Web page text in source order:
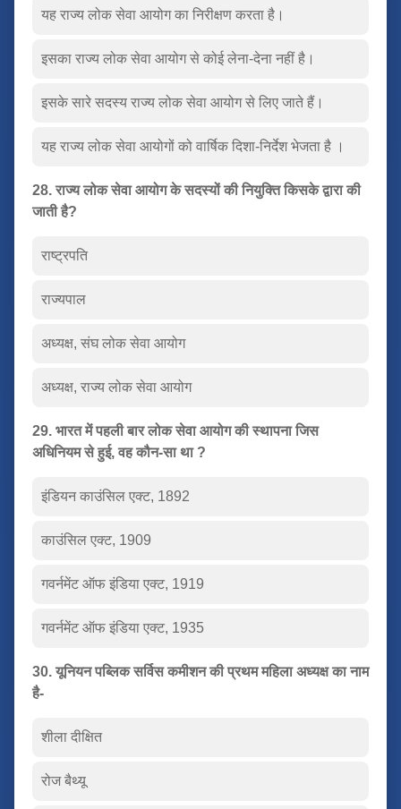
यह राज्य लोक सेवा आयोग का निरीक्षण करता है।
इसका राज्य लोक सेवा आयोग से कोई लेना-देना नहीं है।
इसके सारे सदस्य राज्य लोक सेवा आयोग से लिए जाते हैं।
यह राज्य लोक सेवा आयोगों को वार्षिक दिशा-निर्देश भेजता है ।
28. राज्य लोक सेवा आयोग के सदस्यों की नियुक्ति किसके द्वारा की
जाती है?
राष्ट्रपति
राज्यपाल
अध्यक्ष, संघ लोक सेवा आयोग
अध्यक्ष, राज्य लोक सेवा आयोग
29. भारत में पहली बार लोक सेवा आयोग की स्थापना जिस
अधिनियम से हुई, वह कौन-सा था ?
इंडियन काउंसिल एक्ट, 1892
काउंसिल एक्ट, 1909
गवर्नमेंट ऑफ इंडिया एक्ट, 1919
गवर्नमेंट ऑफ इंडिया एक्ट, 1935
30. यूनियन पब्लिक सर्विस कमीशन की प्रथम महिला अध्यक्ष का नाम
है-
शीला दीक्षित
रोज बैथ्यू